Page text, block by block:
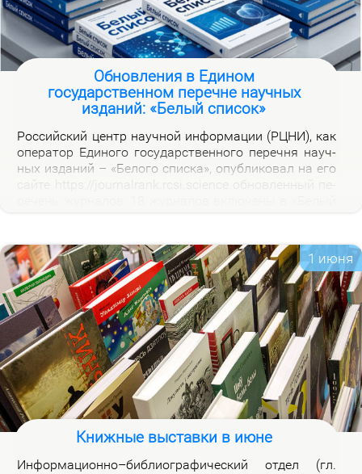
Обновления в Едином
государственном перечне научных
изданий: «Белый список»
Рос­сий­ский центр на­уч­ной ин­фор­ма­ции (РЦНИ), как
опе­ра­тор Еди­но­го го­судар­ствен­но­го пе­реч­ня на­уч­
ных из­да­ний – «Бе­ло­го спис­ка», опуб­ли­ко­вал на его
на­лов на вклад­ке «Уров­ни» раз­ме­ще­ны при­ме­ча­ния,
по­яс­ня­ю­щие при­чи­ны вклю­че­ния жур­на­лов и из­ме­
не­ния уров­ней.
1 июня
Книжные выставки в июне
Ин­фор­ма­ци­он­но–биб­лио­гра­фи­че­ский от­дел (гл.